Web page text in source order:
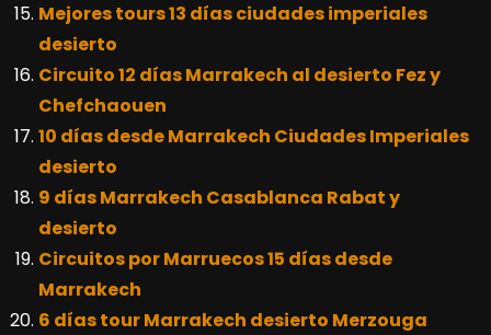
Mejores tours 13 días ciudades imperiales
desierto
Circuito 12 días Marrakech al desierto Fez y
Chefchaouen
10 días desde Marrakech Ciudades Imperiales
desierto
9 días Marrakech Casablanca Rabat y
desierto
Circuitos por Marruecos 15 días desde
Marrakech
6 días tour Marrakech desierto Merzouga